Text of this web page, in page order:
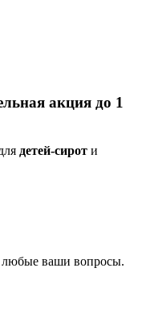
акция до 1
детей-сирот и
любые ваши вопросы.